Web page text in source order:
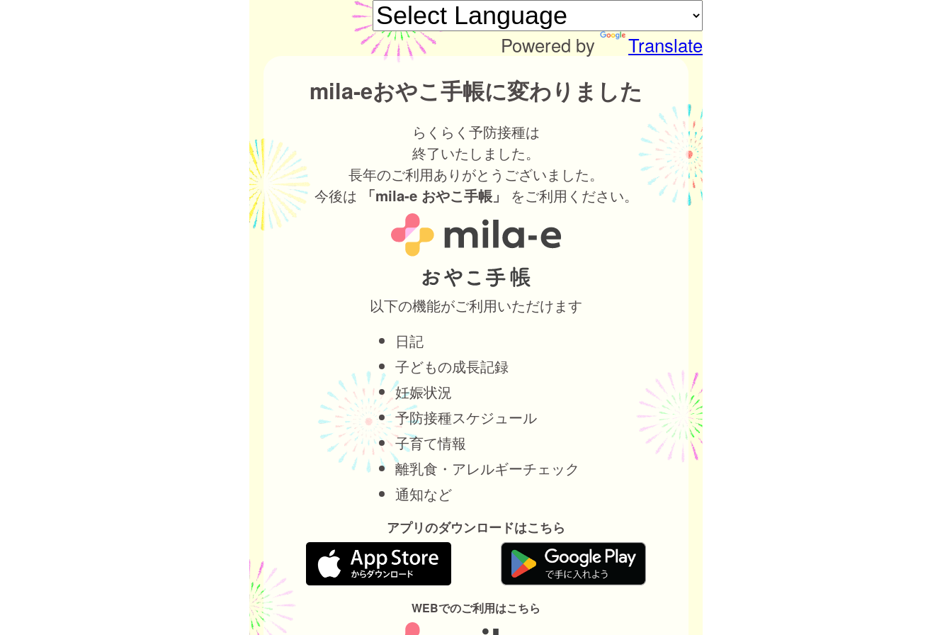
Powered by Translate
mila-eおやこ手帳に変わりました
らくらく予防接種は
終了いたしました。
長年のご利用ありがとうございました。
今後は
「mila-e おやこ手帳」 をご利用ください。
以下の機能がご利用いただけます
日記
子どもの成長記録
妊娠状況
予防接種スケジュール
子育て情報
離乳食・アレルギーチェック
通知など
アプリのダウンロードはこちら
WEBでのご利用はこちら